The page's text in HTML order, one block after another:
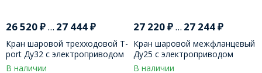
26 520₽... 27 444₽
Кран шаровой трехходовой T-
port Ду32 с электроприводом
В наличии
27 220₽... 27 244₽
Кран шаровой межфланцевый
Ду25 с электроприводом
В наличии